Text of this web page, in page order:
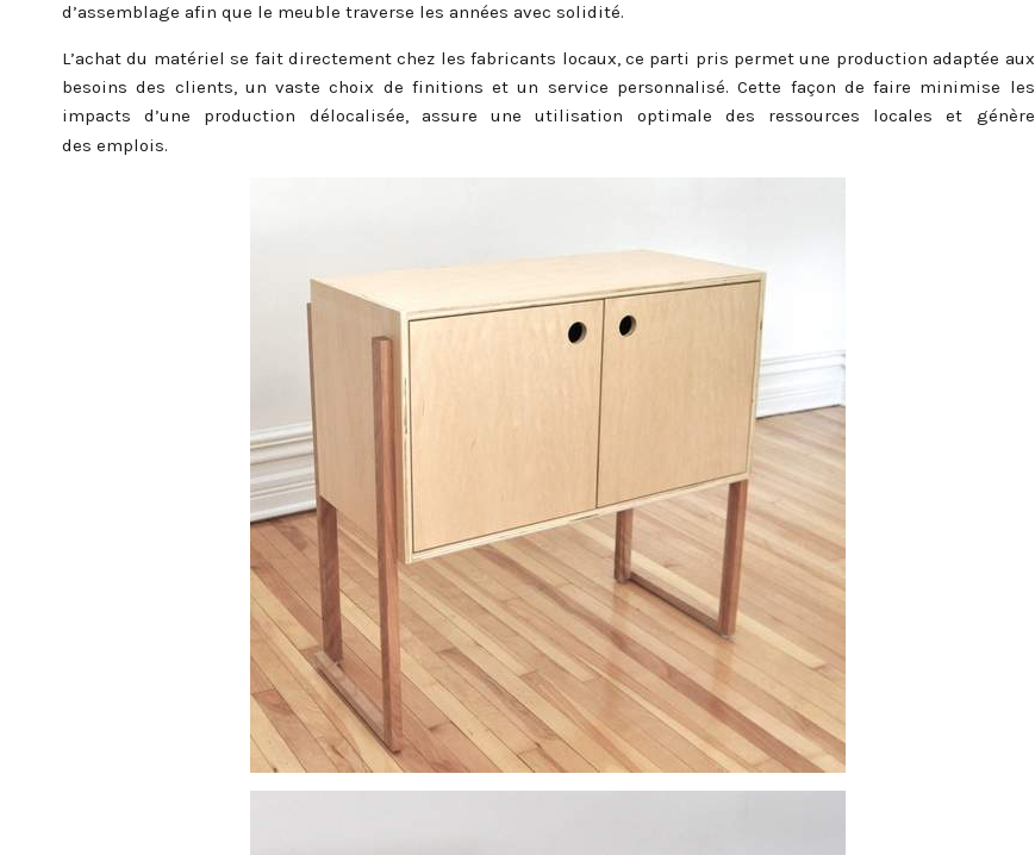
d’assemblage afin que le meuble traverse les années avec solidité.
L’achat du matériel se fait directement chez les fabricants locaux, ce parti pris permet une production adaptée aux
besoins des clients, un vaste choix de finitions et un service personnalisé. Cette façon de faire minimise les
impacts d’une production délocalisée, assure une utilisation optimale des ressources locales et génère
des emplois.